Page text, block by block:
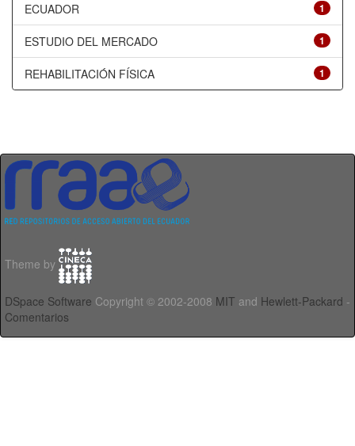
1
ECUADOR
1
ESTUDIO DEL MERCADO
1
REHABILITACIÓN FÍSICA
Theme by
DSpace Software Copyright © 2002-2008 MIT and Hewlett-Packard -
Comentarios